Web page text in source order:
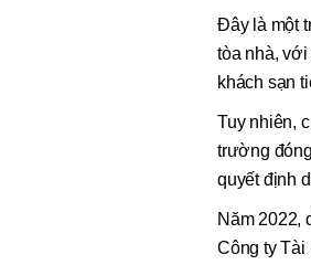
Đây là một
tòa nhà, với
khách sạn
Tuy nhiên,
trường
quyết định
Năm 2022,
Công ty Tài